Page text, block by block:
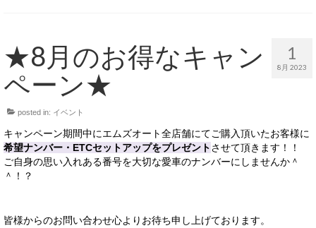
M’sCollectionパーツ一覧
エムズオート
M’sCollection
エムズオートとは
1
8月 2023
★8月のお得なキャン
ペーン★
posted in: イベント
キャンペーン期間中にエムズオート全店舗にてご購入頂いたお客様に
希望ナンバー・ETCセットアップをプレゼントさせて頂きます！！
ご自身の思い入れある番号を大切な愛車のナンバーにしませんか＾
＾！？
皆様からのお問い合わせ心よりお待ち申し上げております。